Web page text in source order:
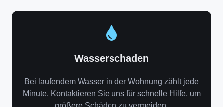
Wasserschaden
Bei laufendem Wasser in der Wohnung zählt jede
Minute. Kontaktieren Sie uns für schnelle Hilfe, um
größere Schäden zu vermeiden.